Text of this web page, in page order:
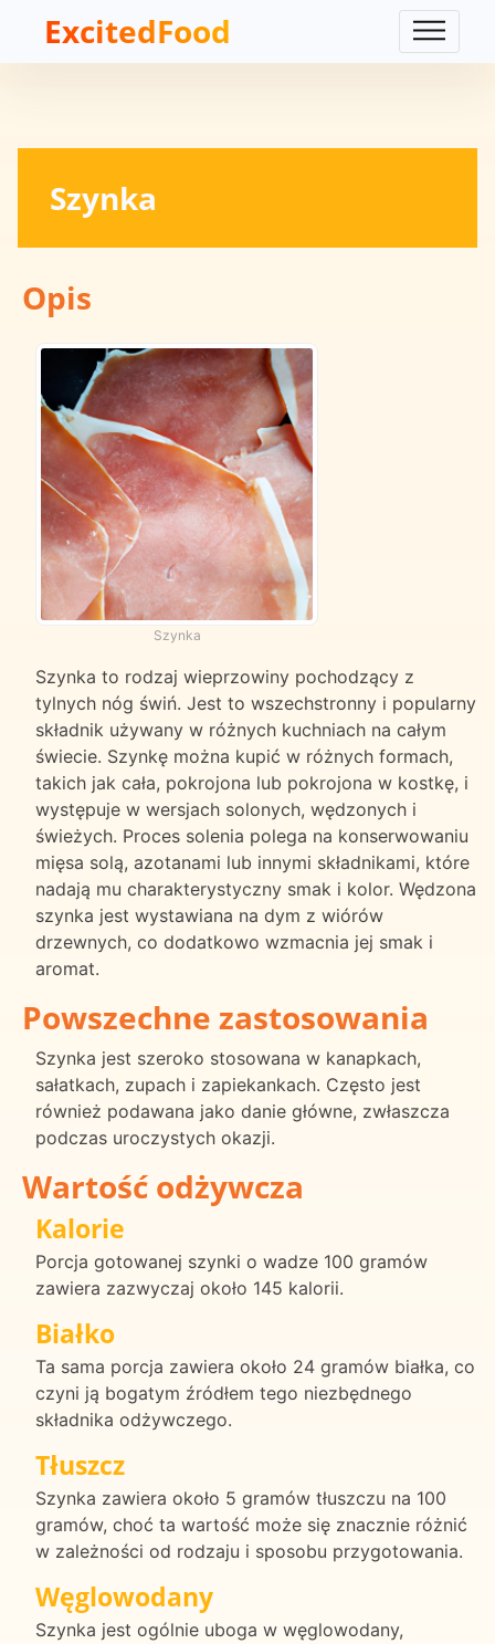
ExcitedFood
Szynka
Opis
Szynka
Szynka to rodzaj wieprzowiny pochodzący z
tylnych nóg świń. Jest to wszechstronny i popularny
składnik używany w różnych kuchniach na całym
świecie. Szynkę można kupić w różnych formach,
takich jak cała, pokrojona lub pokrojona w kostkę, i
występuje w wersjach solonych, wędzonych i
świeżych. Proces solenia polega na konserwowaniu
mięsa solą, azotanami lub innymi składnikami, które
nadają mu charakterystyczny smak i kolor. Wędzona
szynka jest wystawiana na dym z wiórów
drzewnych, co dodatkowo wzmacnia jej smak i
aromat.
Powszechne zastosowania
Szynka jest szeroko stosowana w kanapkach,
sałatkach, zupach i zapiekankach. Często jest
również podawana jako danie główne, zwłaszcza
podczas uroczystych okazji.
Wartość odżywcza
Kalorie
Porcja gotowanej szynki o wadze 100 gramów
zawiera zazwyczaj około 145 kalorii.
Białko
Ta sama porcja zawiera około 24 gramów białka, co
czyni ją bogatym źródłem tego niezbędnego
składnika odżywczego.
Tłuszcz
Szynka zawiera około 5 gramów tłuszczu na 100
gramów, choć ta wartość może się znacznie różnić
w zależności od rodzaju i sposobu przygotowania.
Węglowodany
Szynka jest ogólnie uboga w węglowodany,